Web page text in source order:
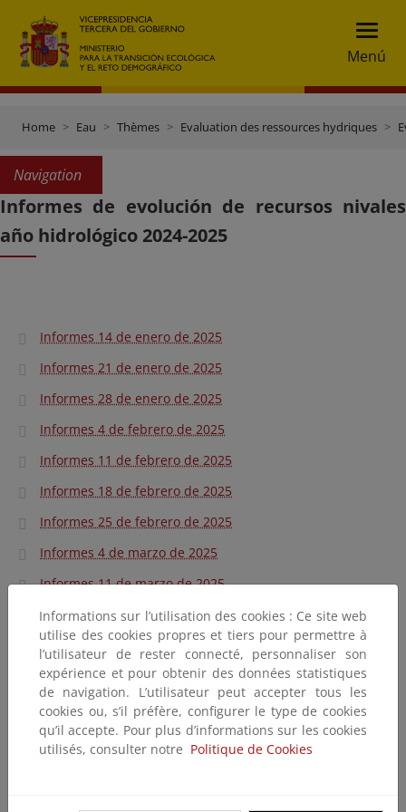
Menú
Home Eau Thèmes Evaluation des ressources hydriques
Navigation
Informes de evolución de recursos nivales
año hidrológico 2024-2025
Informes 14 de enero de 2025
Informes 21 de enero de 2025
Informes 28 de enero de 2025
Informes 4 de febrero de 2025
Informes 11 de febrero de 2025
Informes 18 de febrero de 2025
Informes 25 de febrero de 2025
Informes 4 de marzo de 2025
Informes 11 de marzo de 2025
Informes 18 de marzo de 2025
Informes 25 de marzo de 2025
Informes 1 de abril de 2025
Informes 8 de abril de 2025
Informes 15 de abril de 2025
Informations sur l’utilisation des cookies : Ce site web
utilise des cookies propres et tiers pour permettre à
l’utilisateur de rester connecté, personnaliser son
expérience et pour obtenir des données statistiques
de navigation. L’utilisateur peut accepter tous les
cookies ou, s’il préfère, configurer le type de cookies
qu’il accepte. Pour plus d’informations sur les cookies
utilisés, consulter notre Politique de Cookies